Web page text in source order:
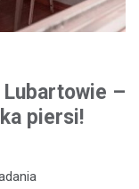
Lubartowie –
piersi!